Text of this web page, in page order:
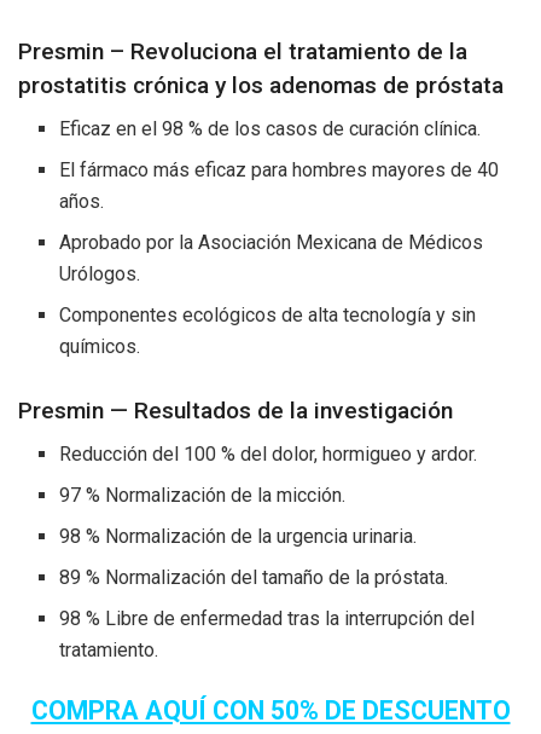
Presmin – Revoluciona el tratamiento de la
prostatitis crónica y los adenomas de próstata
Eficaz en el 98 % de los casos de curación clínica.
El fármaco más eficaz para hombres mayores de 40
años.
Aprobado por la Asociación Mexicana de Médicos
Urólogos.
Componentes ecológicos de alta tecnología y sin
químicos.
Presmin — Resultados de la investigación
Reducción del 100 % del dolor, hormigueo y ardor.
97 % Normalización de la micción.
98 % Normalización de la urgencia urinaria.
89 % Normalización del tamaño de la próstata.
98 % Libre de enfermedad tras la interrupción del
tratamiento.
COMPRA AQUÍ CON 50% DE DESCUENTO